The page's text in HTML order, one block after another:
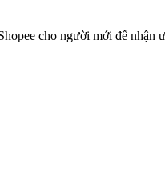
cho người mới để nhận